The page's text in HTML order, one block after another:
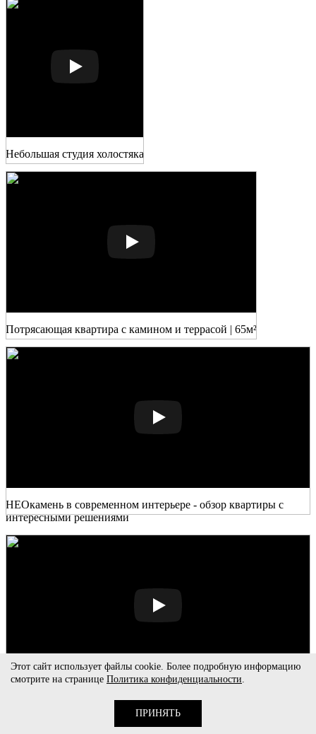
Небольшая студия холостяка
Потрясающая квартира с камином и террасой | 65м²
НЕОкамень в современном интерьере - обзор квартиры с
интересными решениями
Этот сайт использует файлы cookie. Более подробную информацию
смотрите на странице Политика конфиденциальности.
ПРИНЯТЬ